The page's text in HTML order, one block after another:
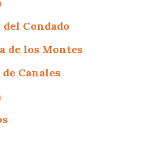
Condado
de los Montes
de Canales